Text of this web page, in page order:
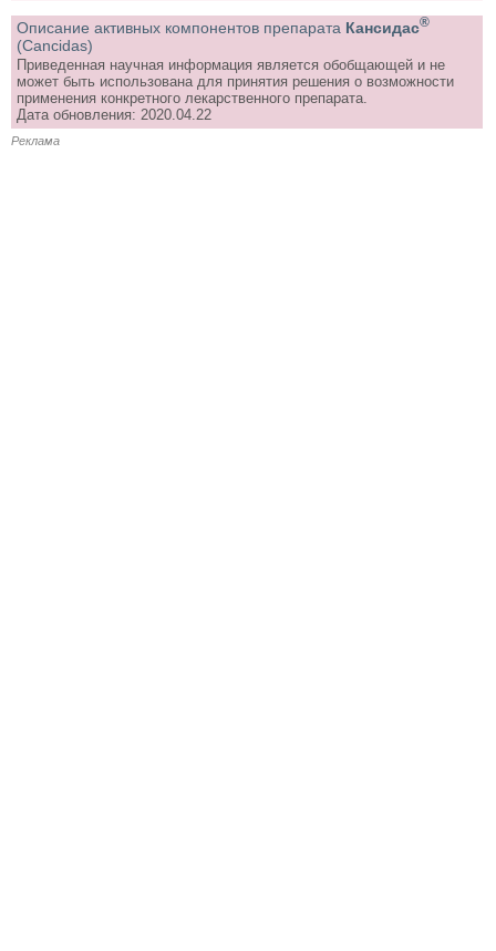
Описание активных компонентов препарата Кансидас®
(Cancidas)
Приведенная научная информация является обобщающей и не
может быть использована для принятия решения о возможности
применения конкретного лекарственного препарата.
Дата обновления: 2020.04.22
Реклама